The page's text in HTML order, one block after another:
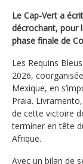
Le Cap-Vert a
décrochant, pour
phase finale de
Les Requins
2026,
Mexique, en
Praia.
de cette victoire
terminer en tête
Afrique.
Avec un bilan de